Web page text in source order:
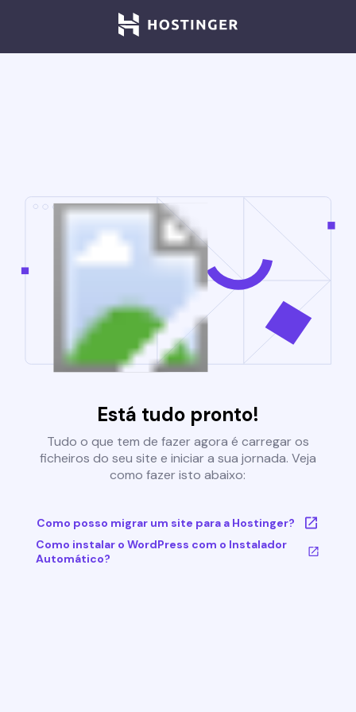
Está tudo pronto!
Tudo o que tem de fazer agora é carregar os
ficheiros do seu site e iniciar a sua jornada. Veja
como fazer isto abaixo:
Como posso migrar um site para a Hostinger?
Como instalar o WordPress com o Instalador
Automático?